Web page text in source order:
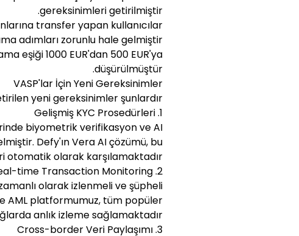
gereksinimleri getirilmiştir.
transfer yapan kullanıcılar
adımları zorunlu hale gelmiştir.
eşiği 1000 EUR'dan 500 EUR'ya
düşürülmüştür.
VASP'lar İçin Yeni Gereksinimler
yeni gereksinimler şunlardır:
1. Gelişmiş KYC Prosedürleri
biyometrik verifikasyon ve AI
Defy'ın Vera AI çözümü, bu
otomatik olarak karşılamaktadır.
2. Real-time Transaction Monitoring
olarak izlenmeli ve şüpheli
AML platformumuz, tüm popüler
anlık izleme sağlamaktadır.
3. Cross-border Veri Paylaşımı